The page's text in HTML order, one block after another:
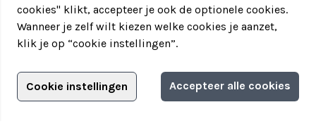
Filter jouw teamuitstapje!
Adverteren?
Adverteerdersopties
cookies" klikt, accepteer je ook de optionele cookies.
Wanneer je zelf wilt kiezen welke cookies je aanzet,
klik je op “cookie instellingen”.
Cookie instellingen Accepteer alle cookies